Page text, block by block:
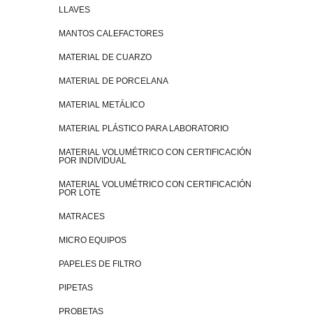
LLAVES
MANTOS CALEFACTORES
MATERIAL DE CUARZO
MATERIAL DE PORCELANA
MATERIAL METÁLICO
MATERIAL PLÁSTICO PARA LABORATORIO
MATERIAL VOLUMÉTRICO CON CERTIFICACIÓN
POR INDIVIDUAL
MATERIAL VOLUMÉTRICO CON CERTIFICACIÓN
POR LOTE
MATRACES
MICRO EQUIPOS
PAPELES DE FILTRO
PIPETAS
PROBETAS